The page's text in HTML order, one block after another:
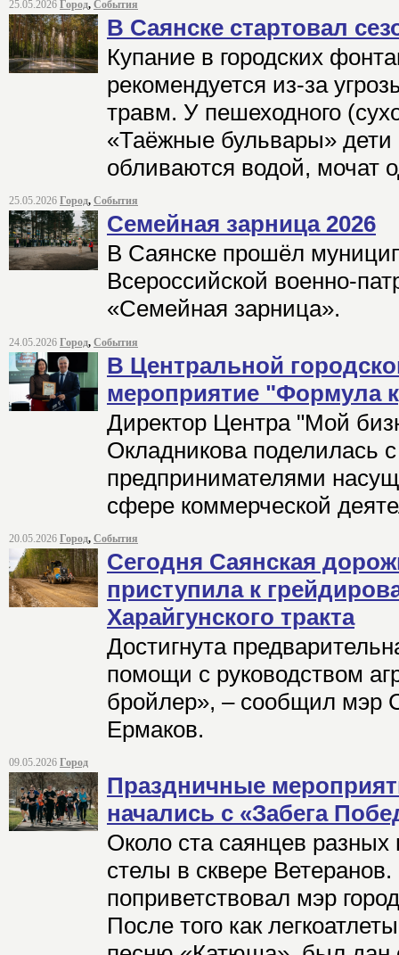
25.05.2026 Город, События
В Саянске стартовал
Купание в городских
рекомендуется из-за
травм. У пешеходного
«Таёжные бульвары» дети
обливаются водой, мочат
25.05.2026 Город, События
Семейная зарница 2026
В Саянске прошёл
Всероссийской военно-
«Семейная зарница».
24.05.2026 Город, События
В Центральной
мероприятие "Формула
Директор Центра "Мой
Окладникова поделилась
предпринимателями
сфере коммерческой
20.05.2026 Город, События
Сегодня Саянская
приступила к
Харайгунского тракта
Достигнута
помощи с руководством
бройлер», – сообщил мэр
Ермаков.
09.05.2026 Город
Праздничные
начались с «Забега
Около ста саянцев разных
стелы в сквере
поприветствовал мэр
После того как